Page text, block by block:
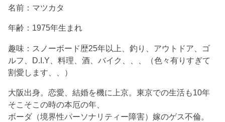
名前：マツカタ
年齢：1975年生まれ
趣味：スノーボード歴25年以上、釣り、アウトドア、ゴ
ルフ、D.I.Y、料理、酒、バイク、、、（色々有りすぎて
割愛します、、）
大阪出身。恋愛、結婚を機に上京。東京での生活も10年
そこそこの時の本厄の年、
ボーダ（境界性パーソナリティー障害）嫁のゲス不倫。